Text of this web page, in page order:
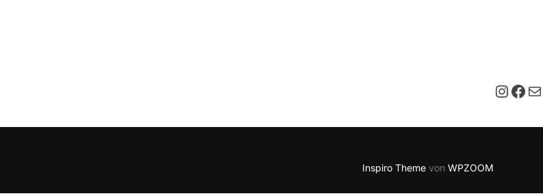
E-
Inspiro Theme von WPZOOM